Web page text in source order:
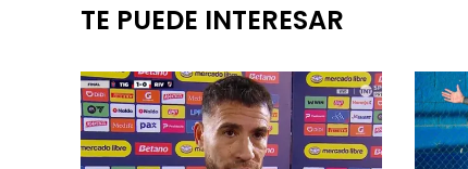
TE PUEDE INTERESAR